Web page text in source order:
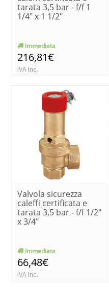
tarata 3,5 bar - f/f 1
1/4" x 1 1/2"
Immediata
216,81€
IVA Inc.
Valvola sicurezza
caleffi certificata e
tarata 3,5 bar - f/f 1/2"
x 3/4"
Immediata
66,48€
IVA Inc.